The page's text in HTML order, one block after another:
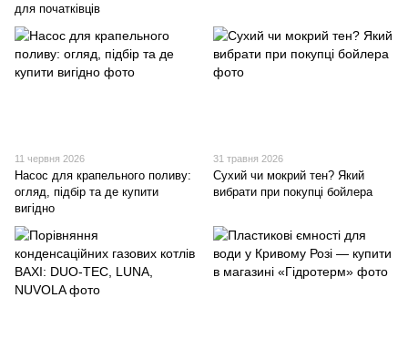
для початківців
11 червня 2026
Насос для крапельного поливу:
огляд, підбір та де купити
вигідно
31 травня 2026
Сухий чи мокрий тен? Який
вибрати при покупці бойлера